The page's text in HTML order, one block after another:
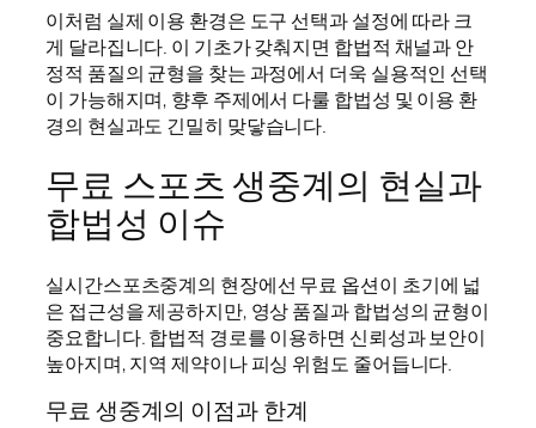
이처럼 실제 이용 환경은 도구 선택과 설정에 따라 크
게 달라집니다. 이 기초가 갖춰지면 합법적 채널과 안
정적 품질의 균형을 찾는 과정에서 더욱 실용적인 선택
이 가능해지며, 향후 주제에서 다룰 합법성 및 이용 환
경의 현실과도 긴밀히 맞닿습니다.
무료 스포츠 생중계의 현실과
합법성 이슈
실시간스포츠중계의 현장에선 무료 옵션이 초기에 넓
은 접근성을 제공하지만, 영상 품질과 합법성의 균형이
중요합니다. 합법적 경로를 이용하면 신뢰성과 보안이
높아지며, 지역 제약이나 피싱 위험도 줄어듭니다.
무료 생중계의 이점과 한계